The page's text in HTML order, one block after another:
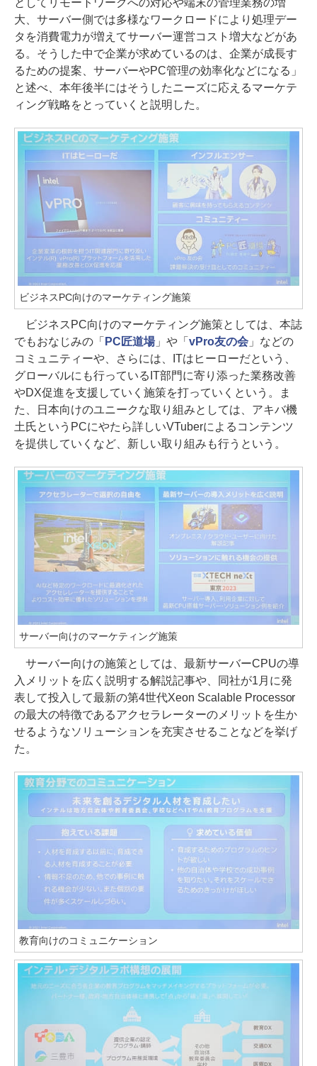
としてリモートワークへの対応や端末の管理業務の増
大、サーバー側では多様なワークロードにより処理デー
タを消費電力が増えてサーバー運営コスト増大などがあ
る。そうした中で企業が求めているのは、企業が成長す
るための提案、サーバーやPC管理の効率化などになる」
と述べ、本年後半にはそうしたニーズに応えるマーケテ
ィング戦略をとっていくと説明した。
ビジネスPC向けのマーケティング施策
ビジネスPC向けのマーケティング施策としては、本誌
でもおなじみの「 PC匠道場」や「 vPro友の会」などの
コミュニティーや、さらには、ITはヒーローだという、
グローバルにも行っているIT部門に寄り添った業務改善
やDX促進を支援していく施策を打っていくという。ま
た、日本向けのユニークな取り組みとしては、アキバ機
土氏というPCにやたら詳しいVTuberによるコンテンツ
を提供していくなど、新しい取り組みも行うという。
サーバー向けのマーケティング施策
サーバー向けの施策としては、最新サーバーCPUの導
入メリットを広く説明する解説記事や、同社が1月に発
表して投入して最新の第4世代Xeon Scalable Processor
の最大の特徴であるアクセラレーターのメリットを生か
せるようなソリューションを充実させることなどを挙げ
た。
教育向けのコミュニケーション